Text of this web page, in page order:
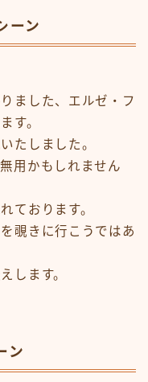
ーン
ました、エルゼ・フ
す。
たしました。
用かもしれません
ております。
覗きに行こうではあ
します。
ン